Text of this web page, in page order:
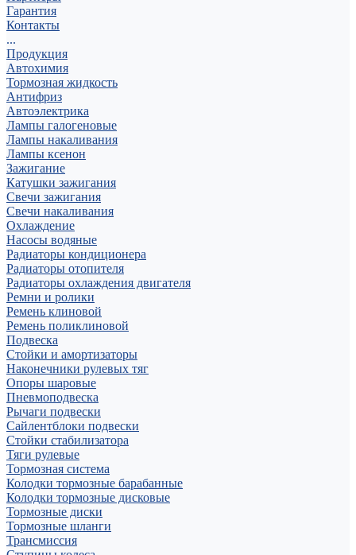
Гарантия
Контакты
...
Продукция
Автохимия
Тормозная жидкость
Антифриз
Автоэлектрика
Лампы галогеновые
Лампы накаливания
Лампы ксенон
Зажигание
Катушки зажигания
Свечи зажигания
Свечи накаливания
Охлаждение
Насосы водяные
Радиаторы кондиционера
Радиаторы отопителя
Радиаторы охлаждения двигателя
Ремни и ролики
Ремень клиновой
Ремень поликлиновой
Подвеска
Стойки и амортизаторы
Наконечники рулевых тяг
Опоры шаровые
Пневмоподвеска
Рычаги подвески
Сайлентблоки подвески
Стойки стабилизатора
Тяги рулевые
Тормозная система
Колодки тормозные барабанные
Колодки тормозные дисковые
Тормозные диски
Тормозные шланги
Трансмиссия